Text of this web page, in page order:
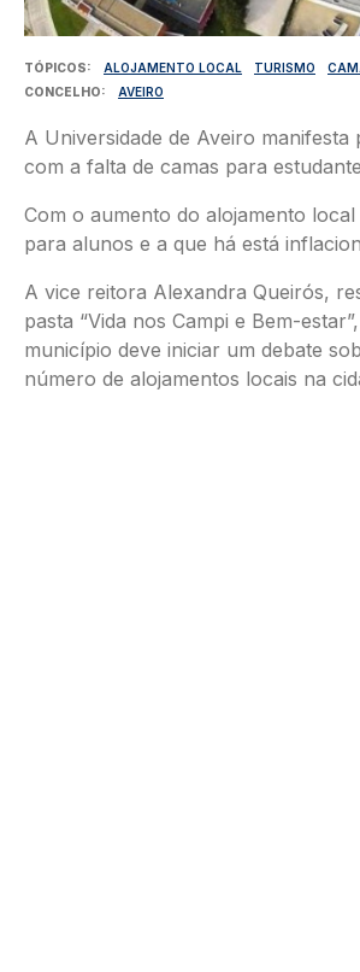
TÓPICOS ALOJAMENTO LOCAL TURISMO
CONCELHO
AVEIRO
A Universidade de Aveiro manifesta
com a falta de camas para
Com o aumento do alojamento
para alunos e a que há está
A vice reitora Alexandra Queirós,
pasta “Vida nos Campi e Bem-
município deve iniciar um debate
número de alojamentos locais na